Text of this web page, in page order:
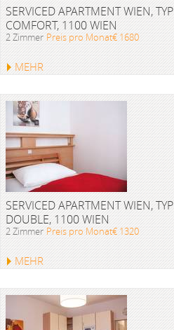
SERVICED APARTMENT WIEN, TYP
COMFORT, 1100 WIEN
2 Zimmer Preis pro Monat€ 1680
MEHR
SERVICED APARTMENT WIEN, TYP
DOUBLE, 1100 WIEN
2 Zimmer Preis pro Monat€ 1320
MEHR